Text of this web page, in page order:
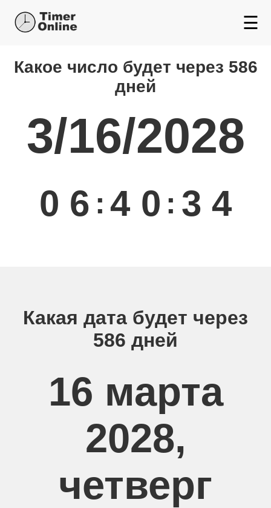
☰
Какой день будет через
Какое число будет через 586
дней
3/16/2028
0 6 : 4 0 : 3 4
Какая дата будет через
586 дней
16 марта
2028,
четверг